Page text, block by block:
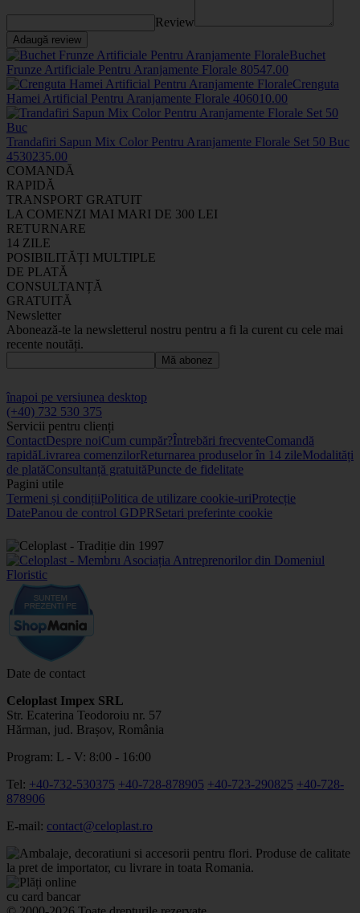
Review
Adaugă review
Buchet
Frunze Artificiale Pentru Aranjamente Florale 80547.00
Crenguta
Hamei Artificial Pentru Aranjamente Florale 406010.00
Trandafiri Sapun Mix Color Pentru Aranjamente Florale Set 50 Buc
4530235.00
COMANDĂ
RAPIDĂ
TRANSPORT GRATUIT
LA COMENZI MAI MARI DE 300 LEI
RETURNARE
14 ZILE
POSIBILITĂȚI MULTIPLE
DE PLATĂ
CONSULTANȚĂ
GRATUITĂ
Newsletter
Abonează-te la newsletterul nostru pentru a fi la curent cu cele mai
recente noutăți.
Mă abonez
înapoi pe versiunea desktop
(+40) 732 530 375
Servicii pentru clienți
ContactDespre noiCum cumpăr?Întrebări frecventeComandă
rapidăLivrarea comenzilorReturnarea produselor în 14 zileModalități
de platăConsultanță gratuităPuncte de fidelitate
Pagini utile
Termeni și condițiiPolitica de utilizare cookie-uriProtecție
DatePanou de control GDPRSetari preferinte cookie
Date de contact
Celoplast Impex SRL
Str. Ecaterina Teodoroiu nr. 57
Hărman, jud. Brașov, România
Program: L - V: 8:00 - 16:00
Tel: +40-732-530375 +40-728-878905 +40-723-290825 +40-728-
878906
E-mail: contact@celoplast.ro